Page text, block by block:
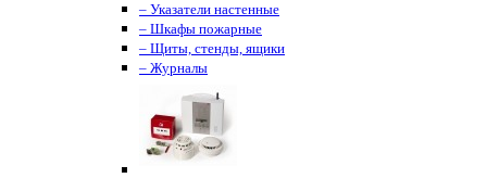
– Указатели настенные
– Шкафы пожарные
– Щиты, стенды, ящики
– Журналы